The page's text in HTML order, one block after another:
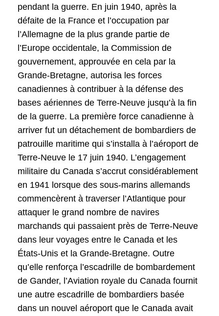
pendant la guerre. En juin 1940, après la
défaite de la France et l’occupation par
l’Allemagne de la plus grande partie de
l’Europe occidentale, la Commission de
gouvernement, approuvée en cela par la
Grande-Bretagne, autorisa les forces
canadiennes à contribuer à la défense des
bases aériennes de Terre-Neuve jusqu’à la fin
de la guerre. La première force canadienne à
arriver fut un détachement de bombardiers de
patrouille maritime qui s’installa à l’aéroport de
Terre-Neuve le 17 juin 1940. L’engagement
militaire du Canada s’accrut considérablement
en 1941 lorsque des sous-marins allemands
commencèrent à traverser l’Atlantique pour
attaquer le grand nombre de navires
marchands qui passaient près de Terre-Neuve
dans leur voyages entre le Canada et les
États-Unis et la Grande-Bretagne. Outre
qu’elle renforça l’escadrille de bombardement
de Gander, l’Aviation royale du Canada fournit
une autre escadrille de bombardiers basée
dans un nouvel aéroport que le Canada avait